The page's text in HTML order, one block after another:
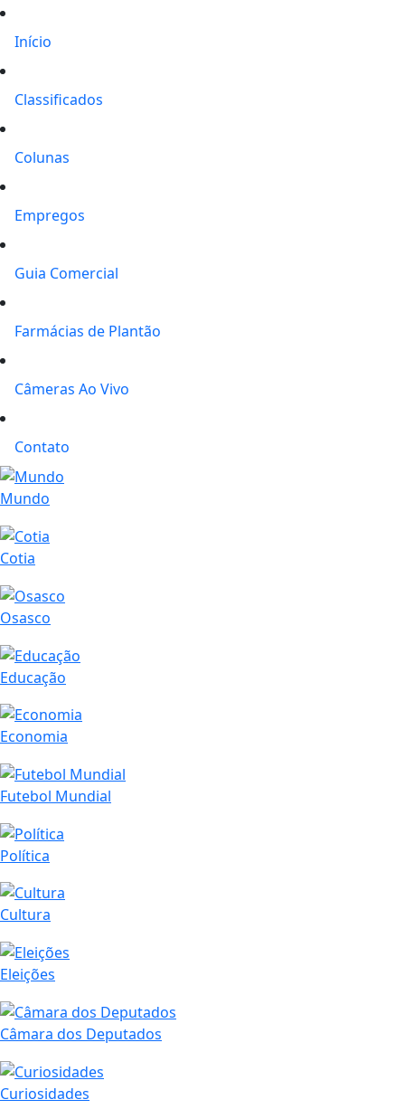
Início
Classificados
Colunas
Empregos
Guia Comercial
Farmácias de Plantão
Câmeras Ao Vivo
Contato
Mundo
Cotia
Osasco
Educação
Economia
Futebol Mundial
Política
Cultura
Eleições
Câmara dos Deputados
Curiosidades